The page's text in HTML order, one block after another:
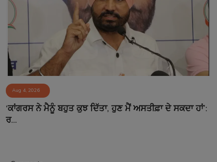
Aug 4, 2026
‘ਕਾਂਗਰਸ ਨੇ ਮੈਨੂੰ ਬਹੁਤ ਕੁਝ ਦਿੱਤਾ, ਹੁਣ ਮੈਂ ਅਸਤੀਫ਼ਾ ਦੇ ਸਕਦਾ ਹਾਂ’:
ਰ...